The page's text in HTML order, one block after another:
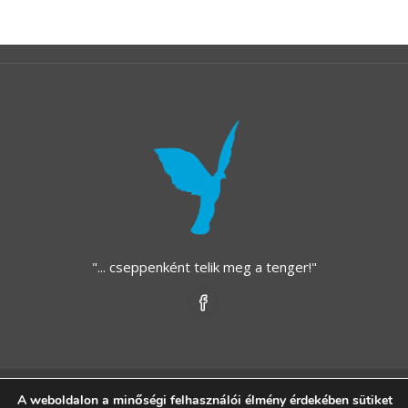
"... cseppenként telik meg a tenger!"
Copyright © 2021 - Kék Madár Alapítvány - Közhasznú
A weboldalon a minőségi felhasználói élmény érdekében sütiket